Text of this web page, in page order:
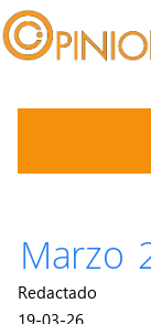
Marzo
Redactado
19-03-26